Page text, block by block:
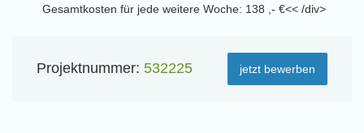
Gesamtkosten für jede weitere Woche: 138 ,- €<< /div>
Projektnummer: 532225 jetzt bewerben